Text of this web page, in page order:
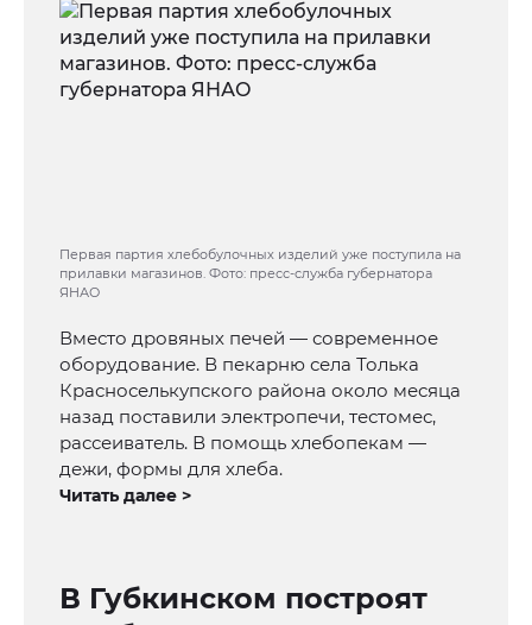
Первая партия хлебобулочных изделий уже поступила на
прилавки магазинов. Фото: пресс-служба губернатора
ЯНАО
Вместо дровяных печей — современное
оборудование. В пекарню села Толька
Красноселькупского района около месяца
назад поставили электропечи, тестомес,
рассеиватель. В помощь хлебопекам —
дежи, формы для хлеба.
Читать далее >
В Губкинском построят